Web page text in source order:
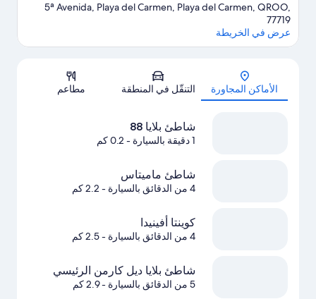
5ª Avenida, Playa del Carmen, Playa del Carmen, QROO,
77719
عرض في الخريطة
الأماكن المجاورة التنقّل في المنطقة مطاعم
شاطئ بلايا 88
1 دقيقة بالسيارة - 0.2 كم
شاطئ ماميتاس
4 من الدقائق بالسيارة - 2.2 كم
كوينتا أفينيدا
4 من الدقائق بالسيارة - 2.5 كم
شاطئ بلايا ديل كارمن الرئيسي
5 من الدقائق بالسيارة - 2.9 كم